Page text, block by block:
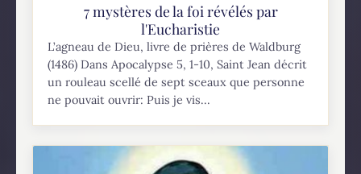
7 mystères de la foi révélés par
l'Eucharistie
L’agneau de Dieu, livre de prières de Waldburg
(1486) Dans Apocalypse 5, 1-10, Saint Jean décrit
un rouleau scellé de sept sceaux que personne
ne pouvait ouvrir: Puis je vis...